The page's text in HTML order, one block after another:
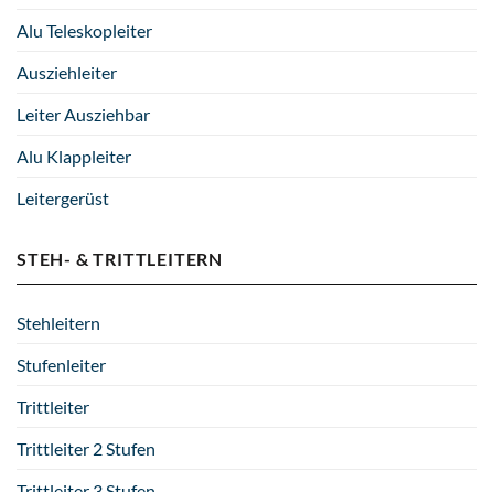
Alu Teleskopleiter
Ausziehleiter
Leiter Ausziehbar
Alu Klappleiter
Leitergerüst
STEH- & TRITTLEITERN
Stehleitern
Stufenleiter
Trittleiter
Trittleiter 2 Stufen